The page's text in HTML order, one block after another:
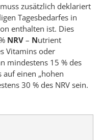
zusätzlich deklariert
Tagesbedarfes in
enthalten ist. Dies
NRV – Nutrient
Vitamins oder
mindestens 15 % des
auf einen „hohen
30 % des NRV sein.